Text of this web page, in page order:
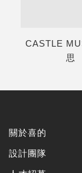
CASTLE
思
關於喜的
設計團隊